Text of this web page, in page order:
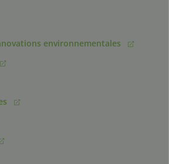
environnementales